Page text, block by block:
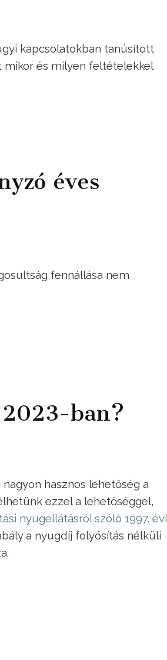
kapcsolatokban tanúsított
mikor és milyen feltételekkel
éves
fennállása nem
ban?
hasznos lehetőség a
ezzel a lehetőséggel,
nyugellátásról szóló 1997. évi
a nyugdíj folyósítás nélküli